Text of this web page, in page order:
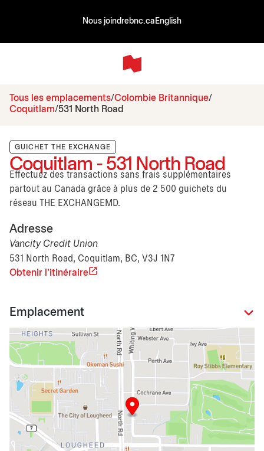
Nous joindrebnc.ca English
Tous les emplacements Colombie Britannique
Coquitlam 531 North Road
GUICHET THE EXCHANGE
Coquitlam - 531 North Road
Effectuez des transactions sans frais supplémentaires
partout au Canada grâce à plus de 2 500 guichets du
réseau THE EXCHANGEMD.
Adresse
Vancity Credit Union
531 North Road, Coquitlam, BC, V3J 1N7
Obtenir l'itinéraire
Emplacement